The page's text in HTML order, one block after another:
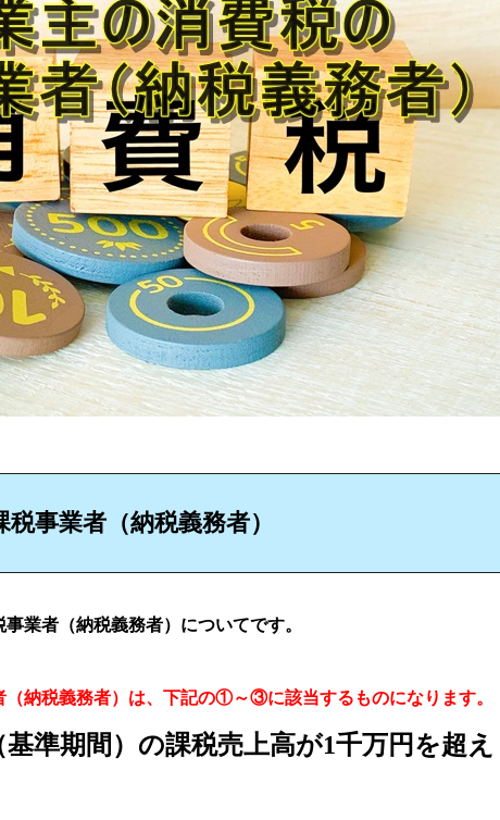
事業者（納税義務者）
業者（納税義務者）についてです。
納税義務者）は、下記の①～③に該当するものになります。
準期間）の課税売上高が1千万円を超え